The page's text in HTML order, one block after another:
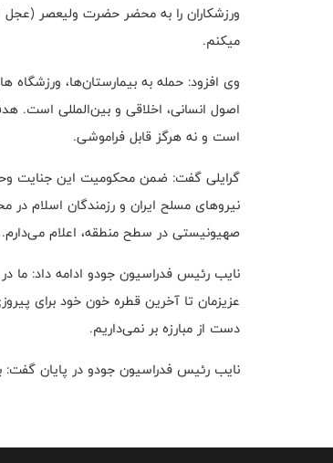
ورزشکاران را به محضر حضرت ولیعصر
میکنم.
وی افزود: حمله به بیمارستان‌ها،
اصول انسانی، اخلاقی و بین‌المللی است.
است و نه هرگز قابل فراموشی.
گرایلی گفت: ضمن محکومیت این جنایت
نیروهای مسلح ایران و رزمندگان اسلام در
صهیونیستی در سطح منطقه، اعلام می‌دارم.
نایب رئیس فدراسیون جودو ادامه داد: ما
عزیزمان تا آخرین قطره خون خود برای
دست از مبارزه بر نمی‌داریم.
نایب رئیس فدراسیون جودو در پایان